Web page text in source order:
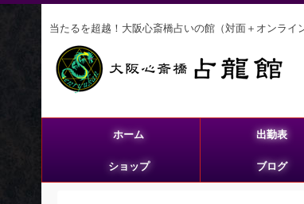
当たるを超越！大阪心斎橋占いの館（対面＋オンライ
ホーム 出勤表
ショップ ブログ